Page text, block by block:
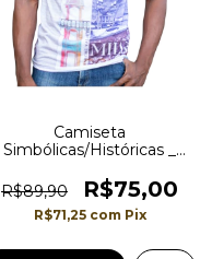
Camiseta
Simbólicas/Históricas _
presidente em nota de
moeda
R$89,90 R$75,00
R$71,25 com Pix